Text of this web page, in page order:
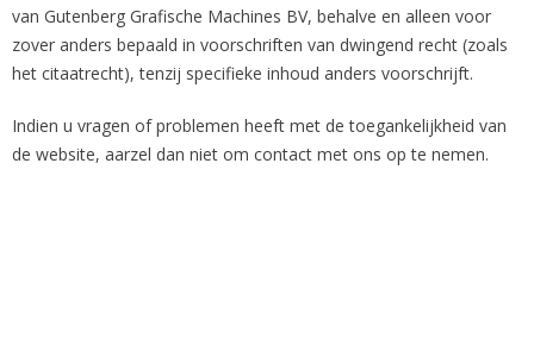
van Gutenberg Grafische Machines BV, behalve en alleen voor
zover anders bepaald in voorschriften van dwingend recht (zoals
het citaatrecht), tenzij specifieke inhoud anders voorschrijft.
Indien u vragen of problemen heeft met de toegankelijkheid van
de website, aarzel dan niet om contact met ons op te nemen.